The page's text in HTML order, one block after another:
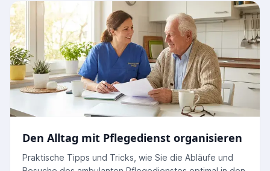
Den Alltag mit Pflegedienst organisieren
Praktische Tipps und Tricks, wie Sie die Abläufe und